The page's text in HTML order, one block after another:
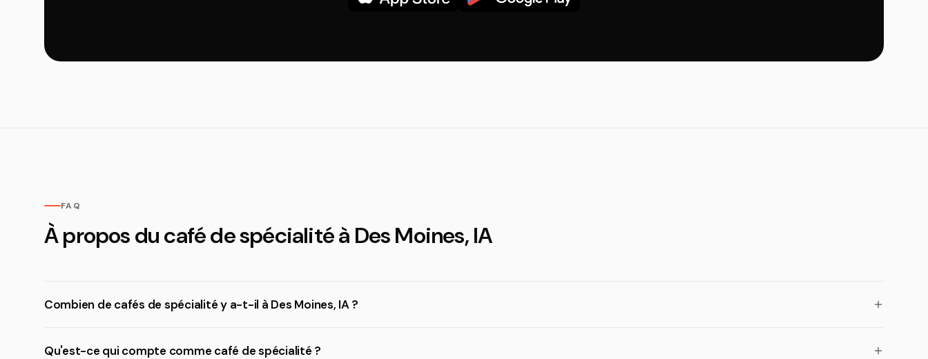
FAQ
À propos du café de spécialité à Des Moines, IA
Combien de cafés de spécialité y a-t-il à Des Moines, IA ?
Qu'est-ce qui compte comme café de spécialité ?